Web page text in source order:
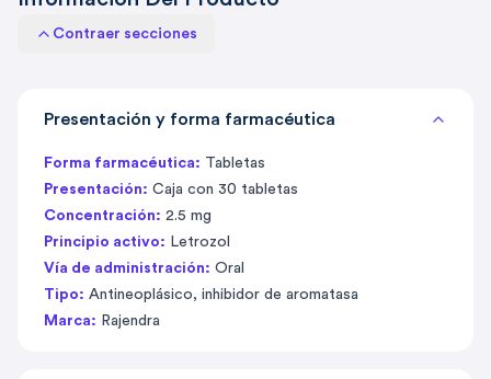
Contraer secciones
Presentación y forma farmacéutica
Forma farmacéutica: Tabletas
Presentación: Caja con 30 tabletas
Concentración: 2.5 mg
Principio activo: Letrozol
Vía de administración: Oral
Tipo: Antineoplásico, inhibidor de aromatasa
Marca: Rajendra